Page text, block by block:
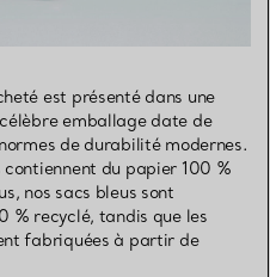
est présenté dans une
emballage date de
de durabilité modernes.
contiennent du papier 100 %
nos sacs bleus sont
% recyclé, tandis que les
fabriquées à partir de